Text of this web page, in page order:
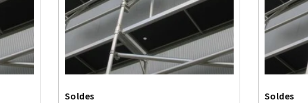
Soldes
Soldes